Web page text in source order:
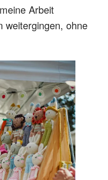
Arbeit
weitergingen, ohne